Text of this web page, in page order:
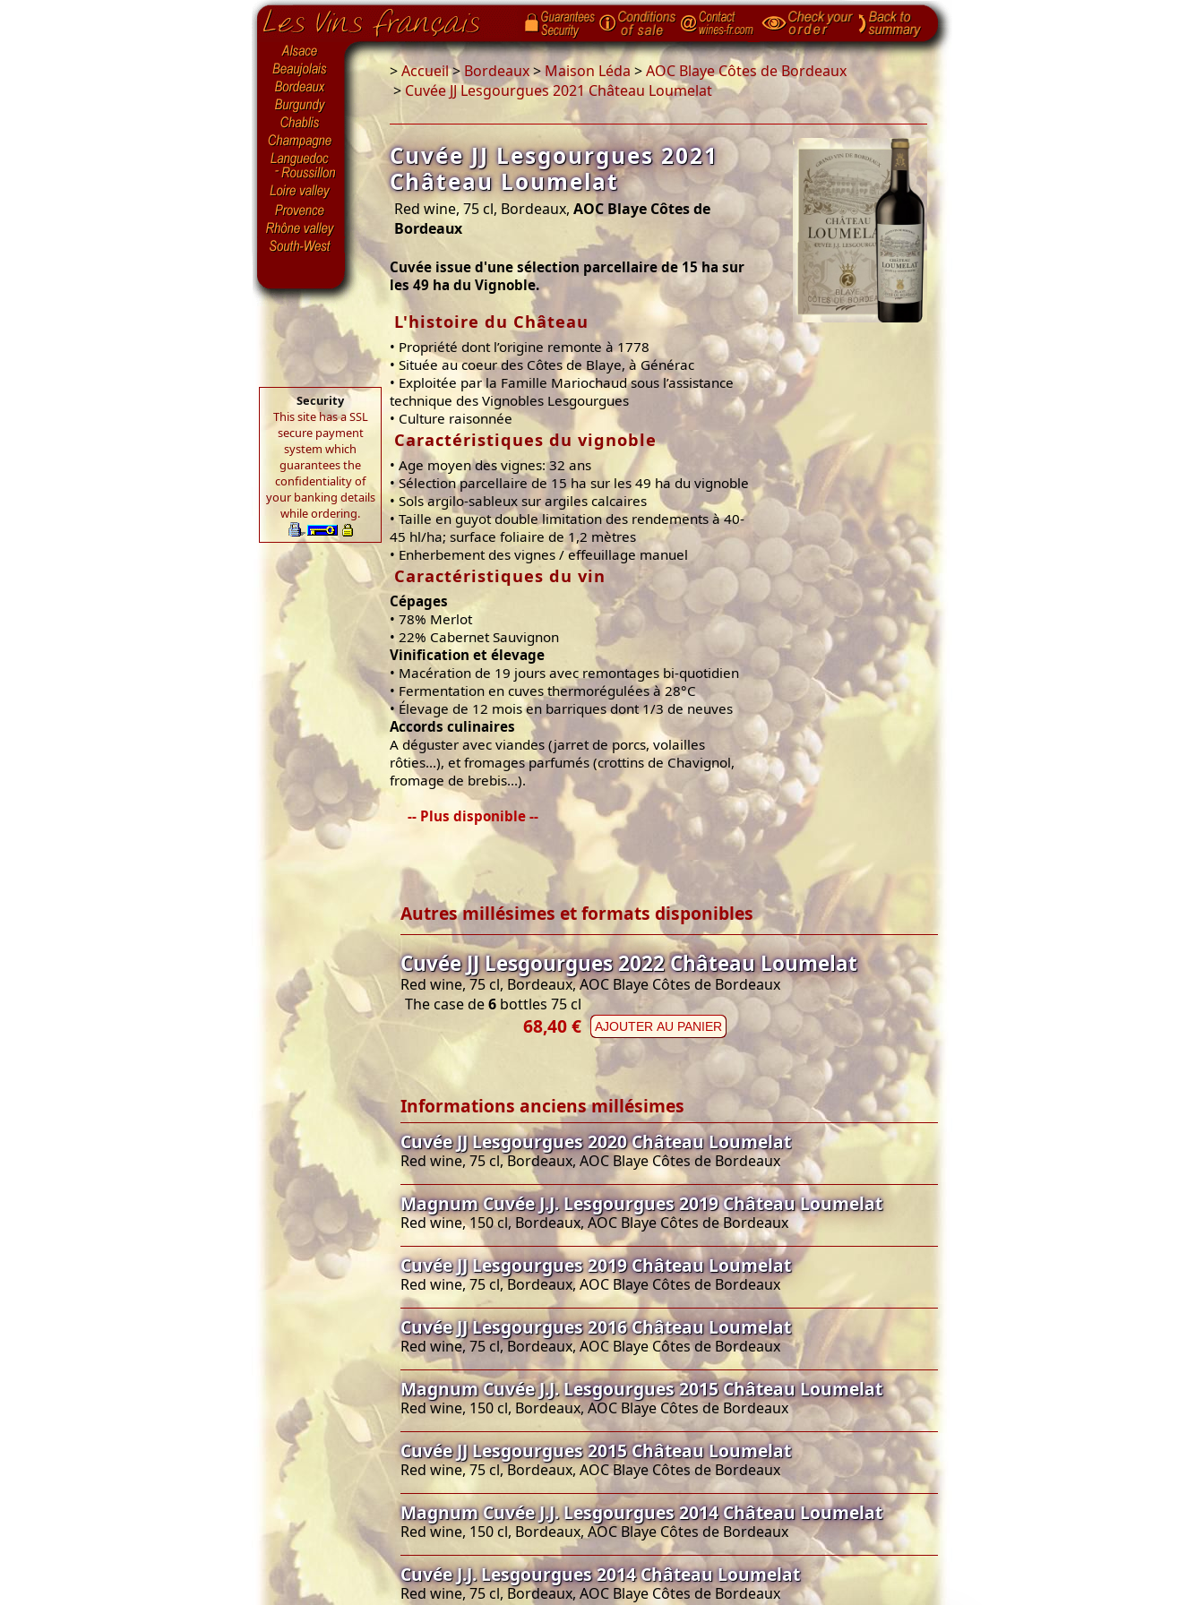
Security
This site has a SSL
secure payment
system which
guarantees the
confidentiality of
your banking details
while ordering.
>Accueil>Bordeaux> Maison Léda >AOC Blaye Côtes de Bordeaux
> Cuvée JJ Lesgourgues 2021 Château Loumelat
Cuvée JJ Lesgourgues 2021
Château Loumelat
Red wine, 75 cl, Bordeaux, AOC Blaye Côtes de
Bordeaux
Cuvée issue d'une sélection parcellaire de 15 ha sur
les 49 ha du Vignoble.
L'histoire du Château
• Propriété dont l’origine remonte à 1778
• Située au coeur des Côtes de Blaye, à Générac
• Exploitée par la Famille Mariochaud sous l’assistance
technique des Vignobles Lesgourgues
• Culture raisonnée
Caractéristiques du vignoble
• Age moyen des vignes: 32 ans
• Sélection parcellaire de 15 ha sur les 49 ha du vignoble
• Sols argilo-sableux sur argiles calcaires
• Taille en guyot double limitation des rendements à 40-
45 hl/ha; surface foliaire de 1,2 mètres
• Enherbement des vignes / effeuillage manuel
Caractéristiques du vin
Cépages
• 78% Merlot
• 22% Cabernet Sauvignon
Vinification et élevage
• Macération de 19 jours avec remontages bi-quotidien
• Fermentation en cuves thermorégulées à 28°C
• Élevage de 12 mois en barriques dont 1/3 de neuves
Accords culinaires
A déguster avec viandes (jarret de porcs, volailles
rôties...), et fromages parfumés (crottins de Chavignol,
fromage de brebis...).
-- Plus disponible --
Autres millésimes et formats disponibles
Cuvée JJ Lesgourgues 2022 Château Loumelat
Red wine, 75 cl, Bordeaux, AOC Blaye Côtes de Bordeaux
The case de6 bottles 75 cl
68,40 € AJOUTER AU PANIER
Informations anciens millésimes
Cuvée JJ Lesgourgues 2020 Château Loumelat
Red wine, 75 cl, Bordeaux, AOC Blaye Côtes de Bordeaux
Magnum Cuvée J.J. Lesgourgues 2019 Château Loumelat
Red wine, 150 cl, Bordeaux, AOC Blaye Côtes de Bordeaux
Cuvée JJ Lesgourgues 2019 Château Loumelat
Red wine, 75 cl, Bordeaux, AOC Blaye Côtes de Bordeaux
Cuvée JJ Lesgourgues 2016 Château Loumelat
Red wine, 75 cl, Bordeaux, AOC Blaye Côtes de Bordeaux
Magnum Cuvée J.J. Lesgourgues 2015 Château Loumelat
Red wine, 150 cl, Bordeaux, AOC Blaye Côtes de Bordeaux
Cuvée JJ Lesgourgues 2015 Château Loumelat
Red wine, 75 cl, Bordeaux, AOC Blaye Côtes de Bordeaux
Magnum Cuvée J.J. Lesgourgues 2014 Château Loumelat
Red wine, 150 cl, Bordeaux, AOC Blaye Côtes de Bordeaux
Cuvée J.J. Lesgourgues 2014 Château Loumelat
Red wine, 75 cl, Bordeaux, AOC Blaye Côtes de Bordeaux